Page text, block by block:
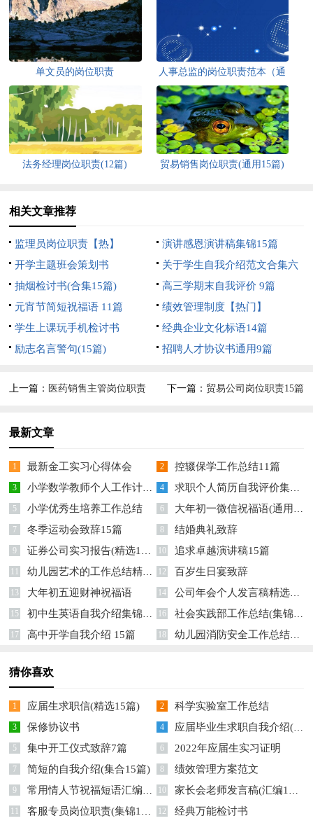
单文员的岗位职责
人事总监的岗位职责范本（通
用8篇）
法务经理岗位职责(12篇) 贸易销售岗位职责(通用15篇)
相关文章推荐
监理员岗位职责【热】
演讲感恩演讲稿集锦15篇
开学主题班会策划书
关于学生自我介绍范文合集六
篇
抽烟检讨书(合集15篇)
高三学期末自我评价 9篇
元宵节简短祝福语 11篇
绩效管理制度【热门】
学生上课玩手机检讨书
经典企业文化标语14篇
励志名言警句(15篇)
招聘人才协议书通用9篇
上一篇： 医药销售主管岗位职责
下一篇： 贸易公司岗位职责15篇
最新文章
1 最新金工实习心得体会 2 控辍保学工作总结11篇
3 小学数学教师个人工作计划15篇 4 求职个人简历自我评价集锦15篇
5 小学优秀生培养工作总结 6 大年初一微信祝福语(通用14篇)
7 冬季运动会致辞15篇 8 结婚典礼致辞
9 证券公司实习报告(精选15篇) 10 追求卓越演讲稿15篇
11 幼儿园艺术的工作总结精选15篇 12 百岁生日宴致辞
13 大年初五迎财神祝福语 14 公司年会个人发言稿精选15篇
15 初中生英语自我介绍集锦12篇 16 社会实践部工作总结(集锦15篇)
17 高中开学自我介绍 15篇 18 幼儿园消防安全工作总结精选14篇
猜你喜欢
1 应届生求职信(精选15篇) 2 科学实验室工作总结
3 保修协议书 4 应届毕业生求职自我介绍(汇编15篇)
5 集中开工仪式致辞7篇 6 2022年应届生实习证明
7 简短的自我介绍(集合15篇) 8 绩效管理方案范文
9 常用情人节祝福短语汇编77句 10 家长会老师发言稿(汇编15篇)
11 客服专员岗位职责(集锦15篇) 12 经典万能检讨书